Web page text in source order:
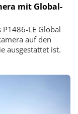
mit Global-
LE Global
auf den
ausgestattet ist.